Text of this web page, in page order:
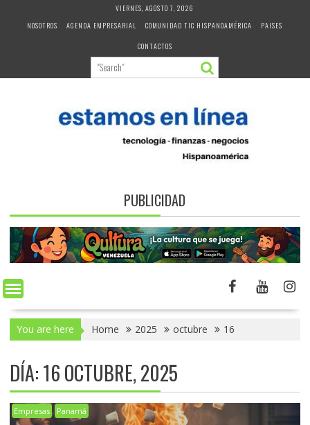
VIERNES, AGOSTO 7, 2026
NOSOTROS
AGENDA EMPRESARIAL COMUNIDAD TIC HISPANOAMÉRICA
PAISES
CONTACTOS
PUBLICIDAD
You are here Home 2025 octubre 16
DÍA:16 OCTUBRE, 2025
Empresas Panamá